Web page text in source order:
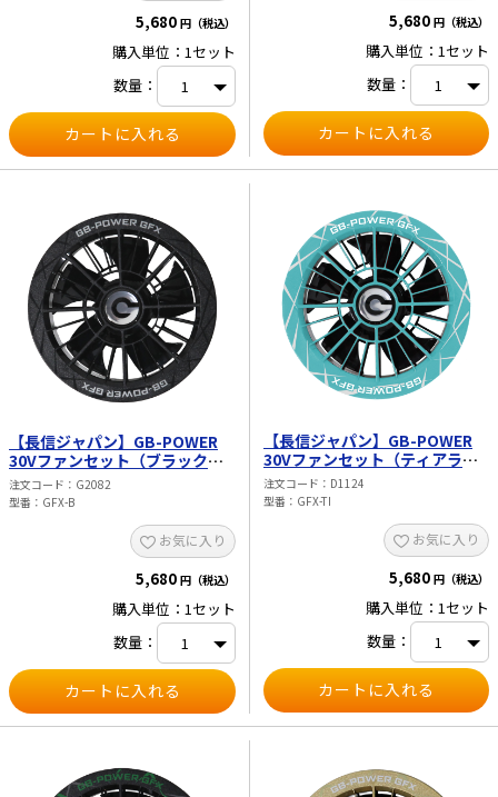
5,680 円（税込）
購入単位：1セット
数量：
5,680 円（税込）
購入単位：1セット
数量：
【長信ジャパン】GB-POWER
30Vファンセット（ブラック）
GFX-B
注文コード
G2082
型番
GFX-B
お気に入り
5,680 円（税込）
購入単位：1セット
数量：
【長信ジャパン】GB-POWER
30Vファンセット（ティアラブ
ルー） GFX-TI
注文コード
D1124
型番
GFX-TI
お気に入り
5,680 円（税込）
購入単位：1セット
数量：